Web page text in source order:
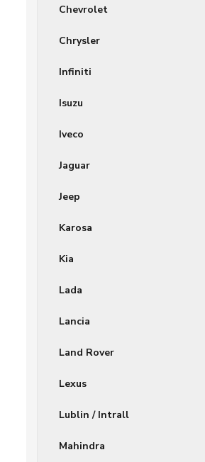
Chevrolet
Chrysler
Infiniti
Isuzu
Iveco
Jaguar
Jeep
Karosa
Kia
Lada
Lancia
Land Rover
Lexus
Lublin / Intrall
Mahindra